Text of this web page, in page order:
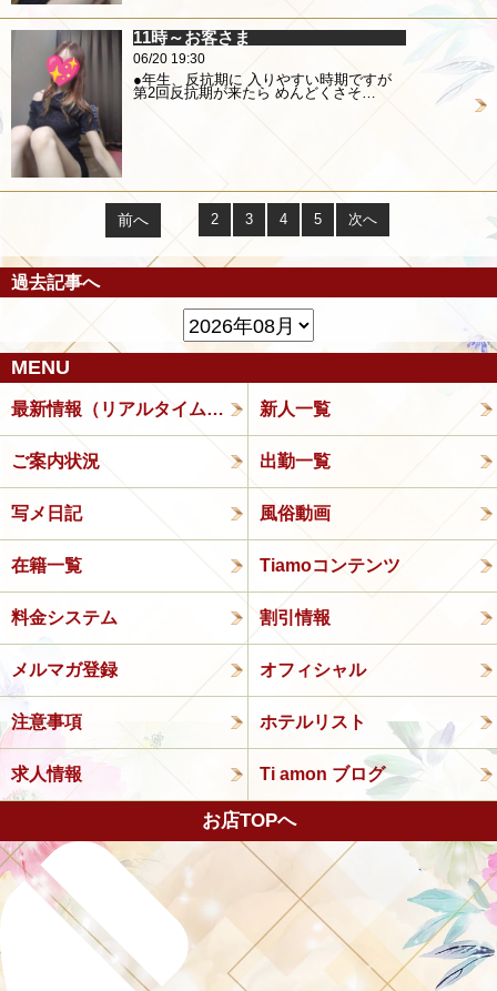
11時～お客さま
06/20 19:30
●年生、反抗期に 入りやすい時期ですが
第2回反抗期が来たら めんどくさそ…
前へ 2 3 4 5 次へ
過去記事へ
MENU
最新情報（リアルタイム速報） 新人一覧
ご案内状況 出勤一覧
写メ日記 風俗動画
在籍一覧 Tiamoコンテンツ
料金システム 割引情報
メルマガ登録 オフィシャル
注意事項 ホテルリスト
求人情報 Ti amon ブログ
お店TOPへ